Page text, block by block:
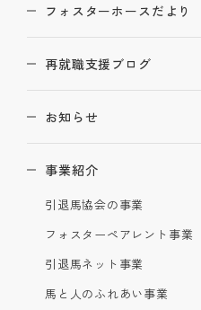
フォスターホースだより
再就職支援ブログ
お知らせ
事業紹介
引退馬協会の事業
フォスターペアレント事業
引退馬ネット事業
馬と人のふれあい事業